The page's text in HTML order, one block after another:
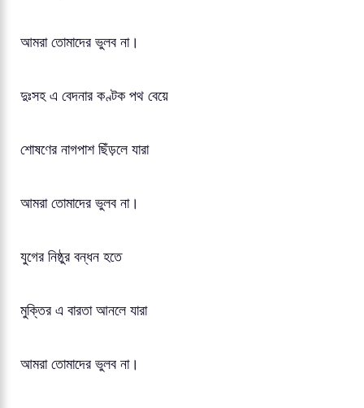
আমরা তোমাদের ভুলব না।
দুঃসহ এ বেদনার কণ্টক পথ বেয়ে
শোষণের নাগপাশ ছিঁড়লে যারা
আমরা তোমাদের ভুলব না।
যুগের নিষ্ঠুর বন্ধন হতে
মুক্তির এ বারতা আনলে যারা
আমরা তোমাদের ভুলব না।